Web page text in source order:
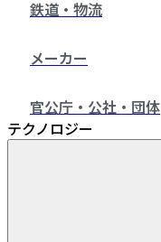
鉄道・物流
メーカー
官公庁・公社・団体
テクノロジー